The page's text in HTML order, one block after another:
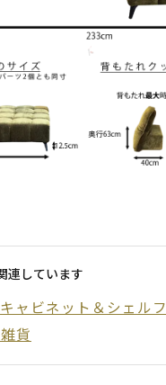
連しています
キャビネット＆シェルフ
貨